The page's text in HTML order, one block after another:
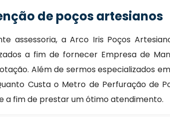
de poços artesianos
assessoria, a Arco Iris Poços
a fim de fornecer Empresa de
Além de sermos especializados
Custa o Metro de Perfuração de
a fim de prestar um ótimo atendimento.